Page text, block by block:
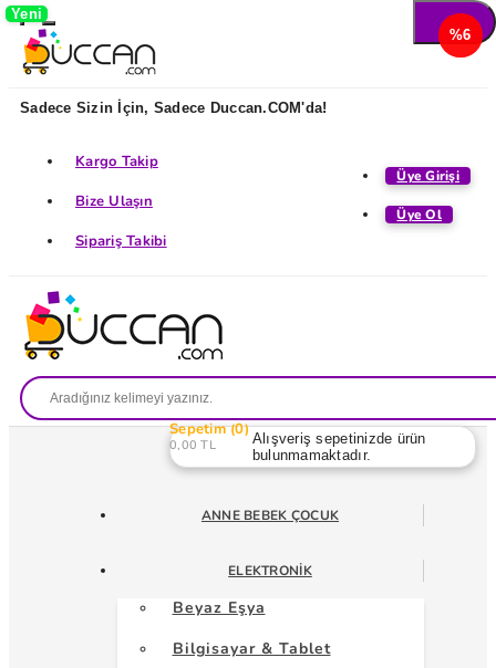
Sadece Sizin İçin, Sadece Duccan.COM'da!
Üye Girişi
Üye Ol
Kargo Takip
Bize Ulaşın
Sipariş Takibi
Sepetim 0
0,00 TL
Alışveriş sepetinizde ürün
bulunmamaktadır.
ANNE BEBEK ÇOCUK
ELEKTRONIK
Beyaz Eşya
Bilgisayar & Tablet
%6
Yeni
%6